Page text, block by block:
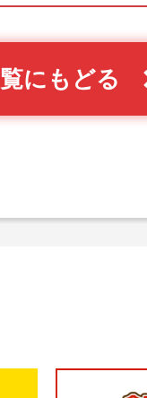
にもどる